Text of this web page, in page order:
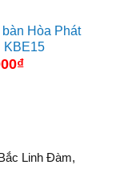
Hòa Phát
KBE15
₫
Linh Đàm,